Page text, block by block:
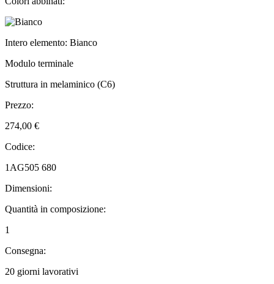
Intero elemento: Bianco
Modulo terminale
Struttura in melaminico (C6)
Prezzo:
274,00 €
Codice:
1AG505 680
Dimensioni:
Quantità in composizione:
1
Consegna:
20 giorni lavorativi